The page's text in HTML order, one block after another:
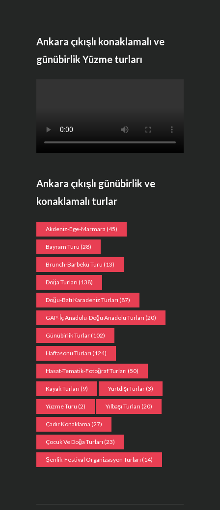
Ankara çıkışlı konaklamalı ve
günübirlik Yüzme turları
Ankara çıkışlı günübirlik ve
konaklamalı turlar
Akdeniz-Ege-Marmara (45)
Bayram Turu (28)
Brunch-Barbekü Turu (13)
Doğa Turları (138)
Doğu-Batı Karadeniz Turları (87)
GAP-İç Anadolu-Doğu Anadolu Turları (20)
Günübirlik Turlar (102)
Haftasonu Turları (124)
Hasat-Tematik-Fotoğraf Turları (50)
Kayak Turları (9) Yurtdışı Turlar (3)
Yüzme Turu (2) Yılbaşı Turları (20)
Çadır Konaklama (27)
Çocuk Ve Doğa Turları (23)
Şenlik-Festival Organizasyon Turları (14)